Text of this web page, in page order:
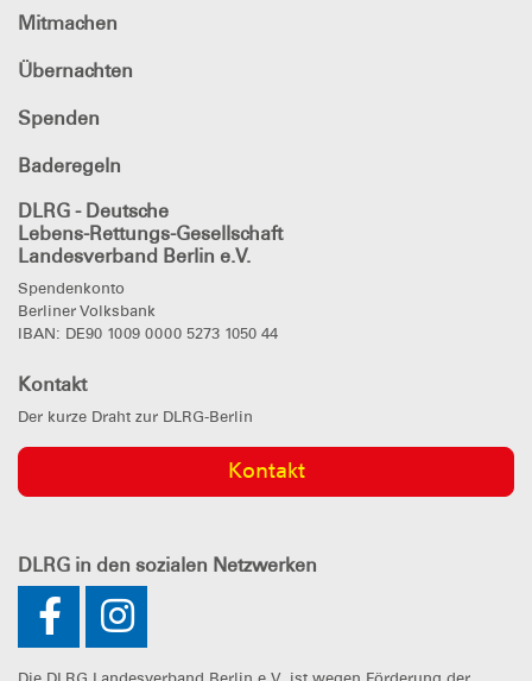
Mitmachen
Übernachten
Spenden
Baderegeln
DLRG - Deutsche
Lebens-Rettungs-Gesellschaft
Landesverband Berlin e.V.
Spendenkonto
Berliner Volksbank
IBAN: DE90 1009 0000 5273 1050 44
Kontakt
Der kurze Draht zur DLRG-Berlin
Kontakt
DLRG in den sozialen Netzwerken